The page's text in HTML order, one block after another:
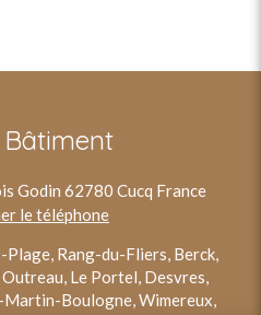
Godin 62780 Cucq France
le téléphone
Rang-du-Fliers, Berck,
Le Portel, Desvres,
Boulogne, Wimereux,